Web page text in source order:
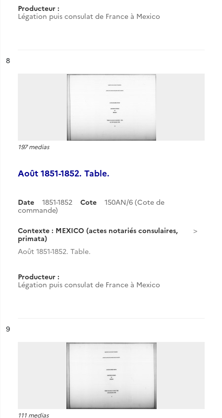
Producteur :
Légation puis consulat de France à Mexico
n°
8
197 medias
Août 1851-1852. Table.
Date 1851-1852 Cote
150AN/6 (Cote de
commande)
Contexte : MEXICO (actes notariés consulaires,
primata)
Août 1851-1852. Table.
Producteur :
Légation puis consulat de France à Mexico
n°
9
111 medias